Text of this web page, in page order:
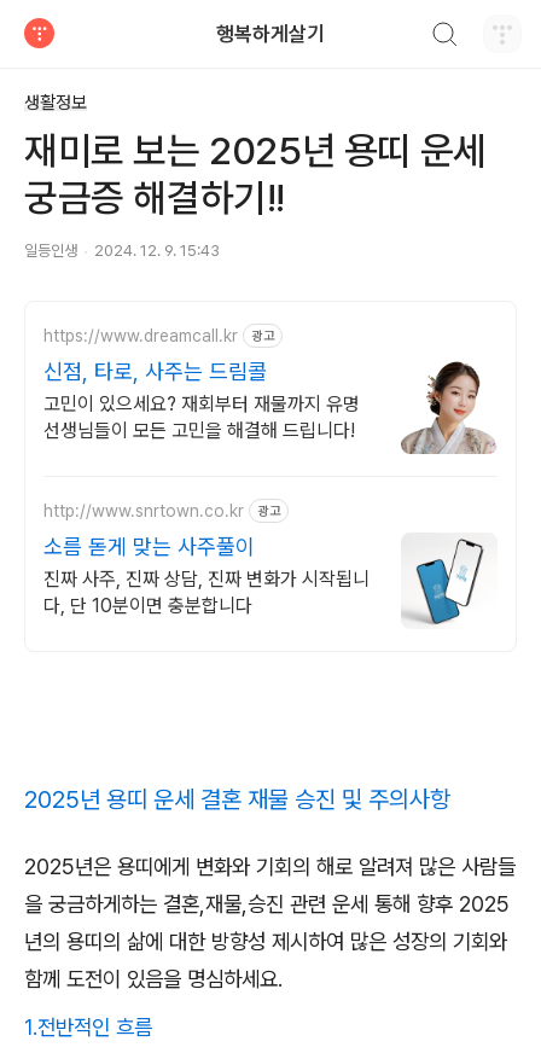
행복하게살기
생활정보
재미로 보는 2025년 용띠 운세
궁금증 해결하기!!
일등인생 2024. 12. 9. 15:43
https://www.dreamcall.kr 광고
신점, 타로, 사주는 드림콜
고민이 있으세요? 재회부터 재물까지 유명
선생님들이 모든 고민을 해결해 드립니다!
http://www.snrtown.co.kr 광고
소름 돋게 맞는 사주풀이
진짜 사주, 진짜 상담, 진짜 변화가 시작됩니
다, 단 10분이면 충분합니다
2025년 용띠 운세 결혼 재물 승진 및 주의사항
2025년은 용띠에게 변화와 기회의 해로 알려져 많은 사람들
을 궁금하게하는 결혼,재물,승진 관련 운세 통해 향후 2025
년의 용띠의 삶에 대한 방향성 제시하여 많은 성장의 기회와
함께 도전이 있음을 명심하세요.
1.전반적인 흐름